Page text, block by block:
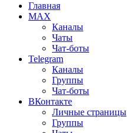
Главная
MAX
Каналы
Чаты
Чат-боты
Telegram
Каналы
Группы
Чат-боты
ВКонтакте
Личные страницы
Группы